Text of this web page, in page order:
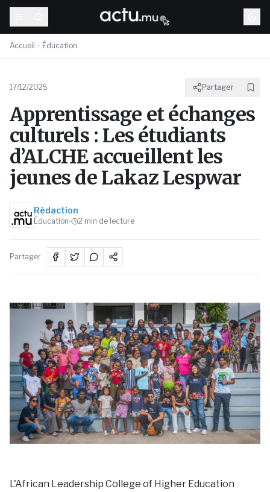
Accueil Éducation
17/12/2025 Partager
Apprentissage et échanges
culturels : Les étudiants
d’ALCHE accueillent les
jeunes de Lakaz Lespwar
Rédaction
Éducation 2 min de lecture
Partager
L'African Leadership College of Higher Education